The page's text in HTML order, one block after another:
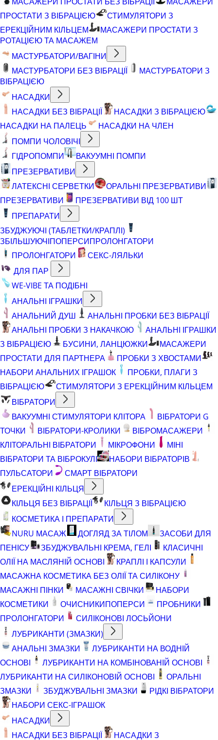
ПРОСТАТИ З ВІБРАЦІЄЮ
СТИМУЛЯТОРИ З
ЕРЕКЦІЙНИМ КІЛЬЦЕМ
МАСАЖЕРИ ПРОСТАТИ З
РОТАЦІЄЮ ТА МАСАЖЕМ
МАСТУРБАТОРИ/ВАГІНИ
МАСТУРБАТОРИ БЕЗ ВІБРАЦІЇ
МАСТУРБАТОРИ З
ВІБРАЦІЄЮ
НАСАДКИ
НАСАДКИ БЕЗ ВІБРАЦІЇ
НАСАДКИ З ВІБРАЦІЄЮ
НАСАДКИ НА ПАЛЕЦЬ
НАСАДКИ НА ЧЛЕН
ПОМПИ ЧОЛОВІЧІ
ГІДРОПОМПИ
ВАКУУМНІ ПОМПИ
ПРЕЗЕРВАТИВИ
ЛАТЕКСНІ СЕРВЕТКИ
ОРАЛЬНІ ПРЕЗЕРВАТИВИ
ПРЕЗЕРВАТИВИ
ПРЕЗЕРВАТИВИ ВІД 100 ШТ
ПРЕПАРАТИ
ЗБУДЖУЮЧІ (ТАБЛЕТКИ/КРАПЛІ)
ЗБІЛЬШУЮЧІПОПЕРСИПРОЛОНГАТОРИ
ПРОЛОНГАТОРИ
СЕКС-ЛЯЛЬКИ
ДЛЯ ПАР
WE-VIBE ТА ПОДІБНІ
АНАЛЬНІ ІГРАШКИ
АНАЛЬНИЙ ДУШ
АНАЛЬНІ ПРОБКИ БЕЗ ВІБРАЦІЇ
АНАЛЬНІ ПРОБКИ З НАКАЧКОЮ
АНАЛЬНІ ІГРАШКИ
З ВІБРАЦІЄЮ
БУСИНИ, ЛАНЦЮЖКИ
МАСАЖЕРИ
ПРОСТАТИ ДЛЯ ПАРТНЕРА
ПРОБКИ З ХВОСТАМИ
НАБОРИ АНАЛЬНИХ ІГРАШОК
ПРОБКИ, ПЛАГИ З
ВІБРАЦІЄЮ
СТИМУЛЯТОРИ З ЕРЕКЦІЙНИМ КІЛЬЦЕМ
ВІБРАТОРИ
ВАКУУМНІ СТИМУЛЯТОРИ КЛІТОРА
ВІБРАТОРИ G
ТОЧКИ
ВІБРАТОРИ-КРОЛИКИ
ВІБРОМАСАЖЕРИ
КЛІТОРАЛЬНІ ВІБРАТОРИ
МІКРОФОНИ
МІНІ
ВІБРАТОРИ ТА ВІБРОКУЛІ
НАБОРИ ВІБРАТОРІВ
ПУЛЬСАТОРИ
СМАРТ ВІБРАТОРИ
ЕРЕКЦІЙНІ КІЛЬЦЯ
КІЛЬЦЯ БЕЗ ВІБРАЦІЇ
КІЛЬЦЯ З ВІБРАЦІЄЮ
КОСМЕТИКА І ПРЕПАРАТИ
NURU МАСАЖ
ДОГЛЯД ЗА ТІЛОМ
ЗАСОБИ ДЛЯ
ПЕНІСУ
ЗБУДЖУВАЛЬНІ КРЕМА, ГЕЛІ
КЛАСИЧНІ
ОЛІЇ НА МАСЛЯНІЙ ОСНОВІ
КРАПЛІ І КАПСУЛИ
МАСАЖНА КОСМЕТИКА БЕЗ ОЛІЇ ТА СИЛІКОНУ
МАСАЖНІ ПІНКИ
МАСАЖНІ СВІЧКИ
НАБОРИ
КОСМЕТИКИ
ОЧИСНИКИПОПЕРСИ
ПРОБНИКИ
ПРОЛОНГАТОРИ
СИЛІКОНОВІ ЛОСЬЙОНИ
ЛУБРИКАНТИ (ЗМАЗКИ)
АНАЛЬНІ ЗМАЗКИ
ЛУБРИКАНТИ НА ВОДНІЙ
ОСНОВІ
ЛУБРИКАНТИ НА КОМБІНОВАНІЙ ОСНОВІ
ЛУБРИКАНТИ НА СИЛІКОНОВІЙ ОСНОВІ
ОРАЛЬНІ
ЗМАЗКИ
ЗБУДЖУВАЛЬНІ ЗМАЗКИ
РІДКІ ВІБРАТОРИ
НАБОРИ СЕКС-ІГРАШОК
НАСАДКИ
НАСАДКИ БЕЗ ВІБРАЦІЇ
НАСАДКИ З